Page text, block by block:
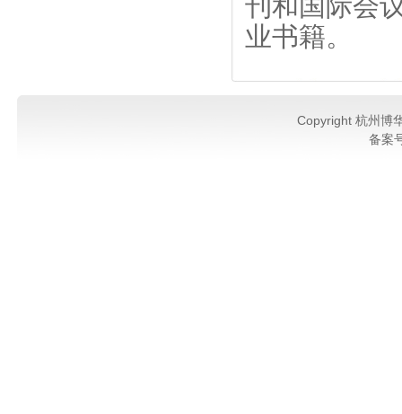
刊和国际会
业书籍。
Copyright 杭州博
备案